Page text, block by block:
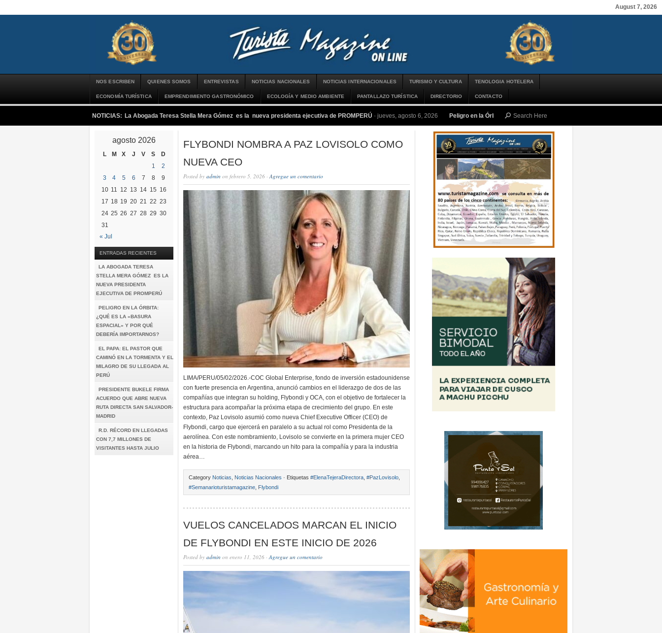
August 7, 2026
NOS ESCRIBEN QUIENES SOMOS ENTREVISTAS NOTICIAS NACIONALES NOTICIAS INTERNACIONALES TURISMO Y CULTURA TENOLOGIA HOTELERA
ECONOMÍA TURÍSTICA EMPRENDIMIENTO GASTRONÓMICO ECOLOGÍA Y MEDIO AMBIENTE PANTALLAZO TURÍSTICA DIRECTORIO CONTACTO
NOTICIAS: La Abogada Teresa Stella Mera Gómez es la nueva presidenta ejecutiva de PROMPERÚ - jueves, agosto 6, 2026 Peligro en la Órbita: ¿Qué es la «Basura Espacial» y por qué debería
agosto 2026
L M X J V S
D
1
2
3
4 5 6 7 8
9
10 11 12 13 14 15 16
17 18 19 20 21 22 23
24 25 26 27 28 29 30
31
« Jul
ENTRADAS RECIENTES
LA ABOGADA TERESA
STELLA MERA GÓMEZ ES LA
NUEVA PRESIDENTA
EJECUTIVA DE PROMPERÚ
PELIGRO EN LA ÓRBITA:
¿QUÉ ES LA «BASURA
ESPACIAL» Y POR QUÉ
DEBERÍA IMPORTARNOS?
EL PAPA: EL PASTOR QUE
CAMINÓ EN LA TORMENTA Y EL
MILAGRO DE SU LLEGADA AL
PERÚ
PRESIDENTE BUKELE FIRMA
ACUERDO QUE ABRE NUEVA
RUTA DIRECTA SAN SALVADOR-
MADRID
R.D. RÉCORD EN LLEGADAS
CON 7,7 MILLONES DE
VISITANTES HASTA JULIO
FLYBONDI NOMBRA A PAZ LOVISOLO COMO
NUEVA CEO
Posted by admin on febrero 5, 2026 ·Agregue un comentario
LIMA/PERU/05/02/2026.-COC Global Enterprise, fondo de inversión estadounidense
con fuerte presencia en Argentina, anunció cambios en el liderazgo de dos de las
compañías que integran su holding, Flybondi y OCA, con el objetivo de fortalecer la
estructura para acompañar la próxima etapa de crecimiento del grupo. En este
contexto, Paz Lovisolo asumió como nueva Chief Executive Officer (CEO) de
Flybondi, cargo que ejercerá en paralelo a su actual rol como Presidenta de la
aerolínea. Con este nombramiento, Lovisolo se convierte en la primera mujer CEO
en la historia de Flybondi, marcando un hito para la compañía y para la industria
aérea…
Category Noticias Noticias Nacionales · Etiquetas #ElenaTejeraDirectora #PazLovisolo
#Semanarioturistamagazine Flybondi
VUELOS CANCELADOS MARCAN EL INICIO
DE FLYBONDI EN ESTE INICIO DE 2026
Posted by admin on enero 11, 2026 ·Agregue un comentario